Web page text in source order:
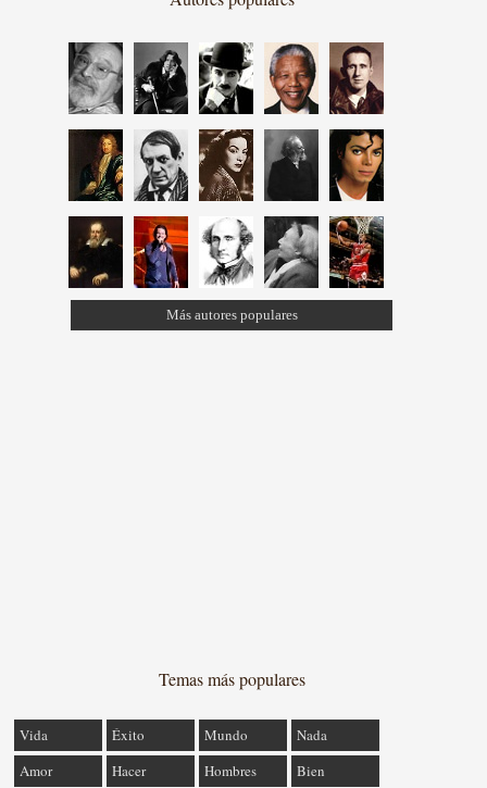
Más autores populares
Temas más populares
Vida Éxito Mundo
Nada
Amor
Hacer Hombres Bien